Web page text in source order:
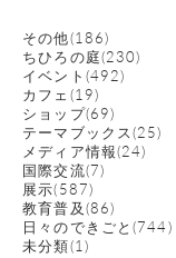
その他(186)
ちひろの庭(230)
イベント(492)
カフェ(19)
ショップ(69)
テーマブックス(25)
メディア情報(24)
国際交流(7)
展示(587)
教育普及(86)
日々のできごと(744)
未分類(1)